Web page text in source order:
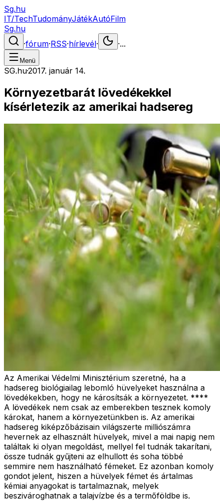
Sg.hu
IT/TechTudományJátékAutóFilm
Sg.hu
·fórum·RSS·hírlevél· ·...
Menü
SG.hu·2017. január 14.
Környezetbarát lövedékekkel
kísérletezik az amerikai hadsereg
Az Amerikai Védelmi Minisztérium szeretné, ha a
hadsereg biológiailag lebomló hüvelyeket használna a
lövedékekben, hogy ne károsítsák a környezetet. ****
A lövedékek nem csak az emberekben tesznek komoly
károkat, hanem a környezetünkben is. Az amerikai
hadsereg kiképzőbázisain világszerte milliószámra
hevernek az elhasznált hüvelyek, mivel a mai napig nem
találtak ki olyan megoldást, mellyel fel tudnák takarítani,
össze tudnák gyűjteni az elhullott és soha többé
semmire nem használható fémeket. Ez azonban komoly
gondot jelent, hiszen a hüvelyek fémet és ártalmas
kémiai anyagokat is tartalmaznak, melyek
beszivároghatnak a talajvízbe és a termőföldbe is.